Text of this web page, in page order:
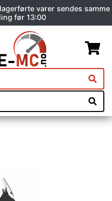
varer sendes samme
før 13:00